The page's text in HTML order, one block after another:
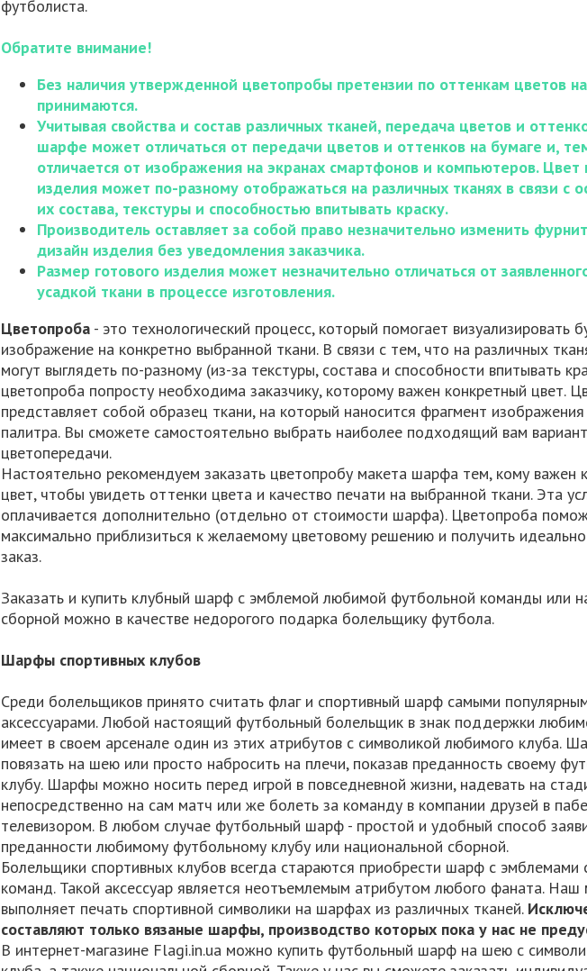
футболиста.
Обратите внимание!
Без наличия утвержденной цветопробы претензии по оттенкам цветов
принимаются.
Учитывая свойства и состав различных тканей, передача цветов и
шарфе может отличаться от передачи цветов и оттенков на бумаге и,
отличается от изображения на экранах смартфонов и компьютеров. Цвет
изделия может по-разному отображаться на различных тканях в связи с
их состава, текстуры и способностью впитывать краску.
Производитель оставляет за собой право незначительно изменить
дизайн изделия без уведомления заказчика.
Размер готового изделия может незначительно отличаться от
усадкой ткани в процессе изготовления.
Цветопроба - это технологический процесс, который помогает визуализировать
изображение на конкретно выбранной ткани. В связи с тем, что на различных
могут выглядеть по-разному (из-за текстуры, состава и способности впитывать
цветопроба попросту необходима заказчику, которому важен конкретный цвет.
представляет собой образец ткани, на который наносится фрагмент
палитра. Вы сможете самостоятельно выбрать наиболее подходящий вам вариант
цветопередачи.
Настоятельно рекомендуем заказать цветопробу макета шарфа тем, кому важен
цвет, чтобы увидеть оттенки цвета и качество печати на выбранной ткани. Эта
оплачивается дополнительно (отдельно от стоимости шарфа). Цветопроба
максимально приблизиться к желаемому цветовому решению и получить
заказ.
Заказать и купить клубный шарф с эмблемой любимой футбольной команды или
сборной можно в качестве недорогого подарка болельщику футбола.
Шарфы спортивных клубов
Среди болельщиков принято считать флаг и спортивный шарф самыми
аксессуарами. Любой настоящий футбольный болельщик в знак поддержки
имеет в своем арсенале один из этих атрибутов с символикой любимого клуба.
повязать на шею или просто набросить на плечи, показав преданность своему
клубу. Шарфы можно носить перед игрой в повседневной жизни, надевать на
непосредственно на сам матч или же болеть за команду в компании друзей в
телевизором. В любом случае футбольный шарф - простой и удобный способ
преданности любимому футбольному клубу или национальной сборной.
Болельщики спортивных клубов всегда стараются приобрести шарф с
команд. Такой аксессуар является неотъемлемым атрибутом любого фаната. Наш
выполняет печать спортивной символики на шарфах из различных тканей.
составляют только вязаные шарфы, производство которых пока у нас не
В интернет-магазине Flagi.in.ua можно купить футбольный шарф на шею с